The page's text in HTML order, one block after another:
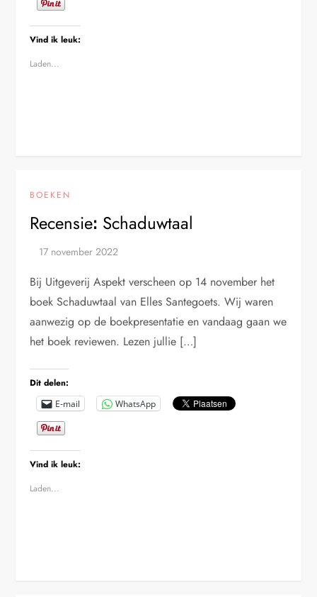
Vind ik leuk:
Laden...
BOEKEN
Recensieꓽ Schaduwtaal
Bij Uitgeverij Aspekt verscheen op 14 november het
boek Schaduwtaal van Elles Santegoets. Wij waren
aanwezig op de boekpresentatie en vandaag gaan we
het boek reviewen. Lezen jullie […]
Dit delen:
E-mail WhatsApp
Vind ik leuk:
Laden...